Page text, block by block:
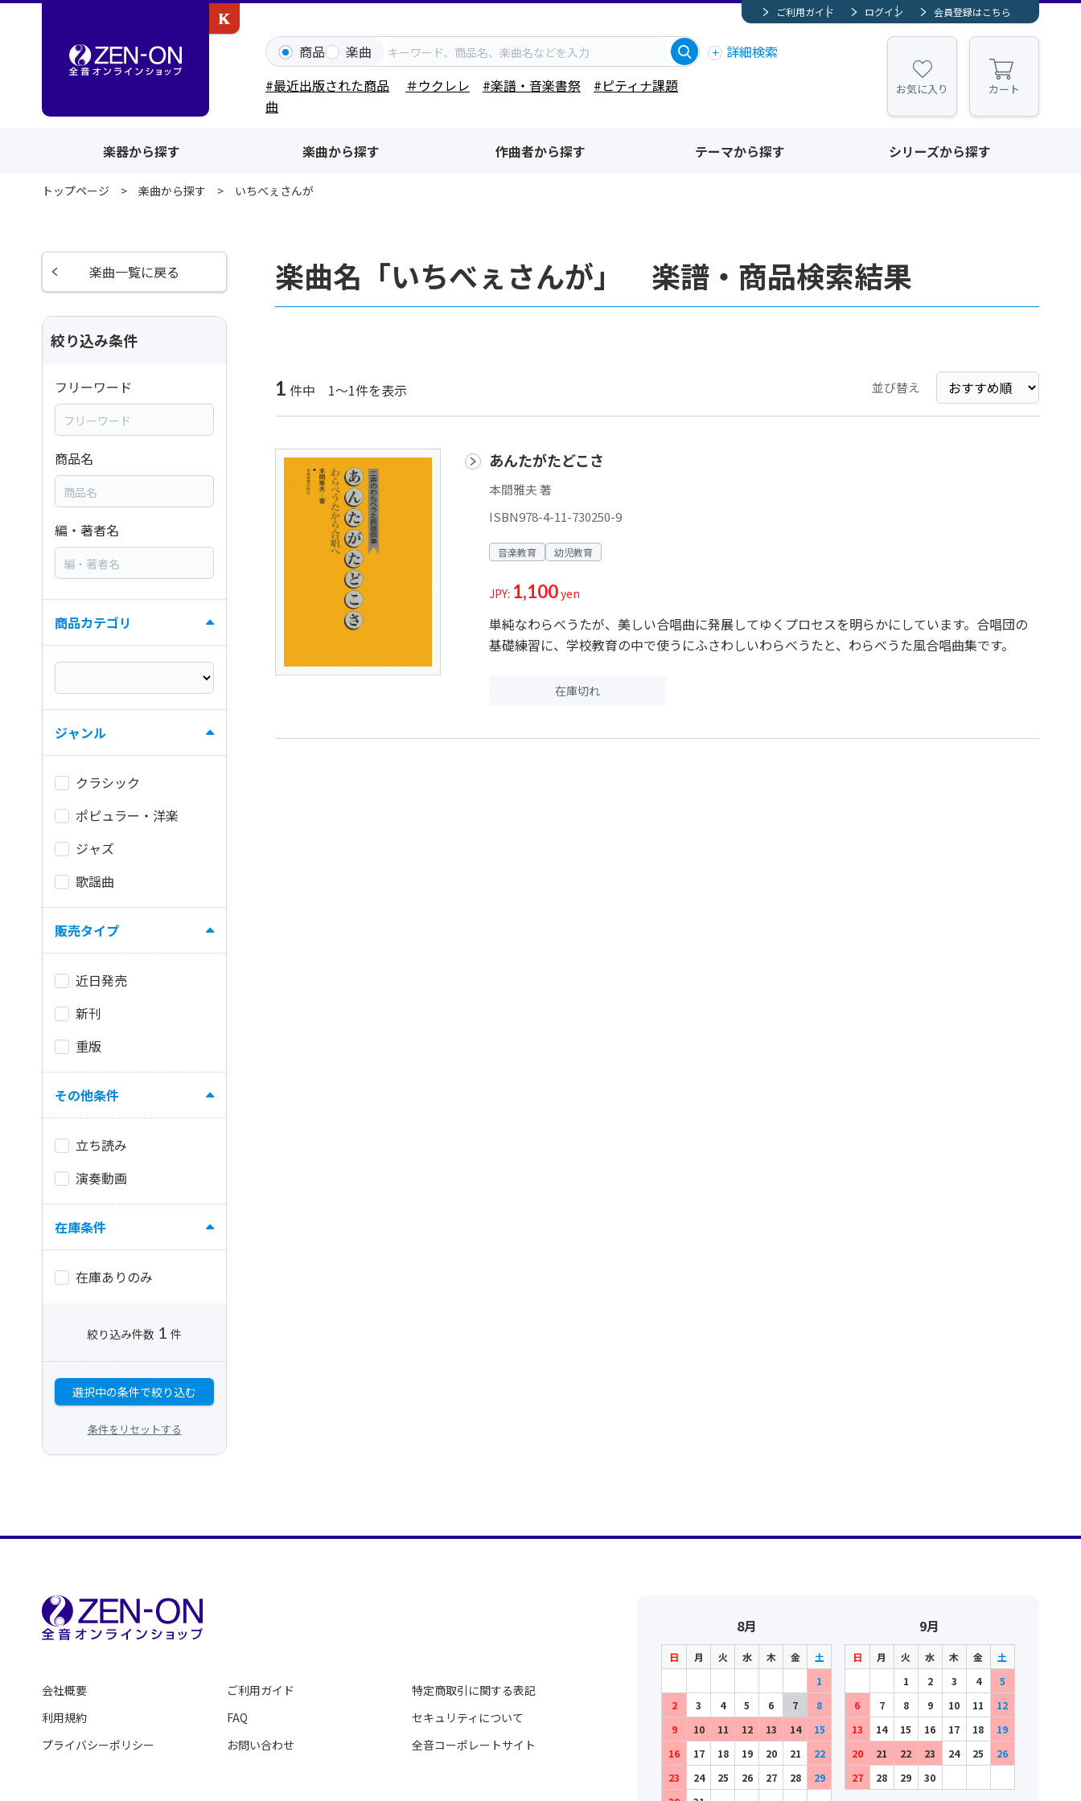
ご利用ガイド ログイン 会員登録はこちら
商品 楽曲
詳細検索
#最近出版された商品
＃ウクレレ #楽譜・音楽書祭
#ピティナ課題
曲
お気に入り カート
楽器から探す 楽曲から探す 作曲者から探す テーマから探す シリーズから探す
トップページ 楽曲から探す いちべぇさんが
楽曲名「いちべぇさんが」 楽譜・商品検索結果
1 件中 1～1件を表示 並び替え
あんたがたどこさ
本間雅夫 著
ISBN978-4-11-730250-9
音楽教育 幼児教育
JPY: 1,100yen
単純なわらべうたが、美しい合唱曲に発展してゆくプロセスを明らかにしています。合唱団の
基礎練習に、学校教育の中で使うにふさわしいわらべうたと、わらべうた風合唱曲集です。
在庫切れ
楽曲一覧に戻る
絞り込み条件
フリーワード
商品名
編・著者名
商品カテゴリ
ジャンル
クラシック
ポピュラー・洋楽
ジャズ
歌謡曲
販売タイプ
近日発売
新刊
重版
その他条件
立ち読み
演奏動画
在庫条件
在庫ありのみ
絞り込み件数 1 件
選択中の条件で絞り込む
条件をリセットする
会社概要
利用規約
プライバシーポリシー
ご利用ガイド
FAQ
お問い合わせ
特定商取引に関する表記
セキュリティについて
全音コーポレートサイト
8月
日 月 火 水 木 金
土
1
2
3 4 5 6 7
8
9
10 11 12 13 14
15
16
17 18 19 20 21
22
23
24 25 26 27 28
29
9月
日 月 火 水 木 金
土
1
2 3 4
5
6
7 8 9 10 11
12
13
14 15 16 17 18
19
20
21 22 23 24 25
26
27
28 29 30